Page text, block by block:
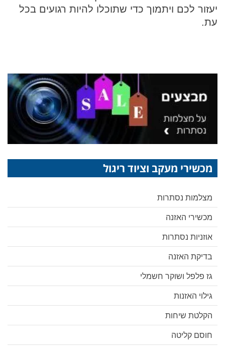
מכשירי מעקב וציוד ריגול
מצלמות נסתרות
מכשירי האזנה
אוזניות נסתרות
בדיקת האזנה
גז פלפל ושוקר חשמלי
גילוי האזנות
הקלטת שיחות
חוסם קליטה
יעזור לכם ויתמוך כדי שתוכלו להיות רגועים בכל
עת.